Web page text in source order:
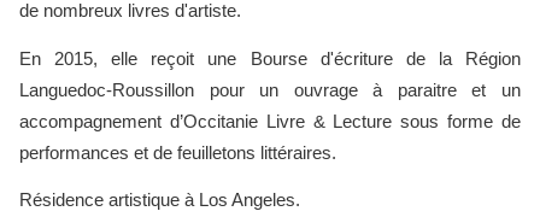
de nombreux livres d'artiste.
En 2015, elle reçoit une Bourse d'écriture de la Région
Languedoc-Roussillon pour un ouvrage à paraitre et un
accompagnement d’Occitanie Livre & Lecture sous forme de
performances et de feuilletons littéraires.
Résidence artistique à Los Angeles.